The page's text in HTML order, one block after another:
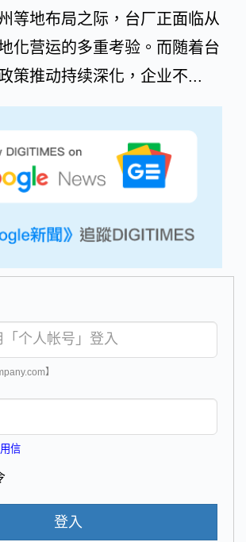
等地布局之际，台厂正面临从
化营运的多重考验。而随着台
策推动持续深化，企业不...
】
信
登入